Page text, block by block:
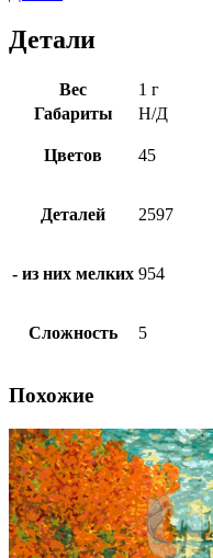
Детали
Вес
1 г
Габариты
Н/Д
Цветов 45
Деталей 2597
- из них мелких 954
Сложность 5
Похожие